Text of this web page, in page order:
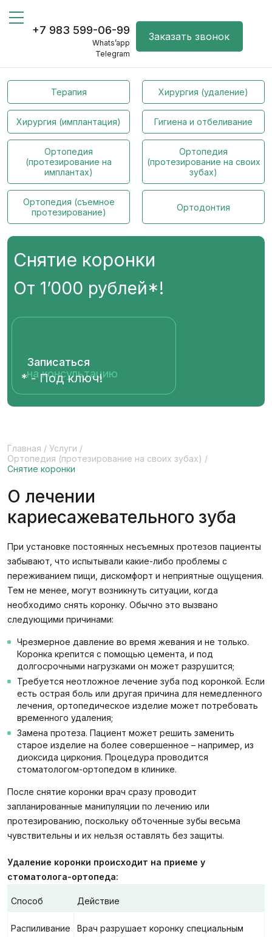
+7 983 599-06-99
Whats’app
Telegram
Заказать звонок
Терапия Хирургия (удаление)
Хирургия (имплантация) Гигиена и отбеливание
Ортопедия
(протезирование на
имплантах)
Ортопедия
(протезирование на своих
зубах)
Ортопедия (съемное
протезирование)
Ортодонтия
Снятие коронки
От 1’000 рублей*!
Записаться
на консультацию
* - Под ключ!
Главная / Услуги /
Ортопедия (протезирование на своих зубах) /
Снятие коронки
О лечении
кариесажевательного зуба
При установке постоянных несъемных протезов пациенты
забывают, что испытывали какие-либо проблемы с
переживанием пищи, дискомфорт и неприятные ощущения.
Тем не менее, могут возникнуть ситуации, когда
необходимо снять коронку. Обычно это вызвано
следующими причинами:
Чрезмерное давление во время жевания и не только.
Коронка крепится с помощью цемента, и под
долгосрочными нагрузками он может разрушится;
Требуется неотложное лечение зуба под коронкой. Если
есть острая боль или другая причина для немедленного
лечения, ортопедическое изделие может потребовать
временного удаления;
Замена протеза. Пациент может решить заменить
старое изделие на более совершенное – например, из
диоксида циркония. Процедура проводится
стоматологом-ортопедом в клинике.
После снятие коронки врач сразу проводит
запланированные манипуляции по лечению или
протезированию, поскольку обточенные зубы весьма
чувствительны и их нельзя оставлять без защиты.
Удаление коронки происходит на приеме у
стоматолога-ортопеда:
Способ Действие
Распиливание
Врач разрушает коронку специальным